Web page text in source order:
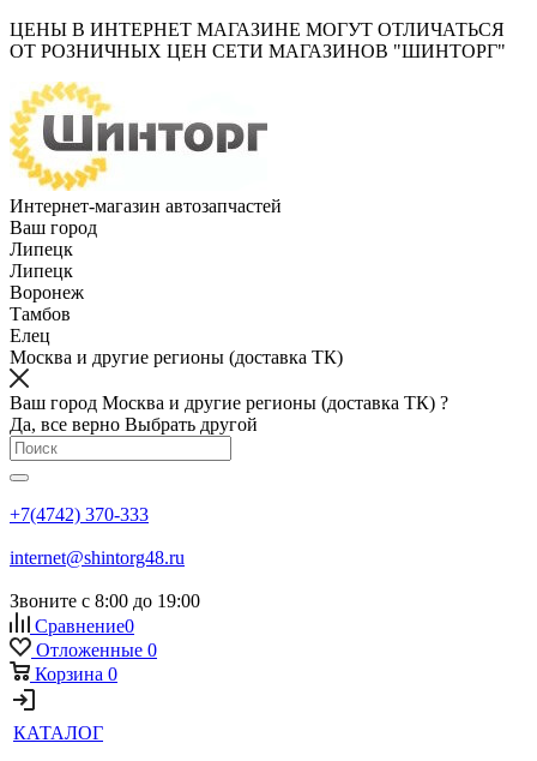
ЦЕНЫ В ИНТЕРНЕТ МАГАЗИНЕ МОГУТ ОТЛИЧАТЬСЯ
ОТ РОЗНИЧНЫХ ЦЕН СЕТИ МАГАЗИНОВ "ШИНТОРГ"
Интернет-магазин автозапчастей
Ваш город
Липецк
Липецк
Воронеж
Тамбов
Елец
Москва и другие регионы (доставка ТК)
Ваш город Москва и другие регионы (доставка ТК) ?
Да, все верно Выбрать другой
+7(4742) 370-333
internet@shintorg48.ru
Звоните с 8:00 до 19:00
Сравнение0
Отложенные 0
Корзина 0
КАТАЛОГ